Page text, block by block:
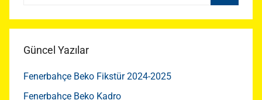
Güncel Yazılar
Fenerbahçe Beko Fikstür 2024-2025
Fenerbahçe Beko Kadro